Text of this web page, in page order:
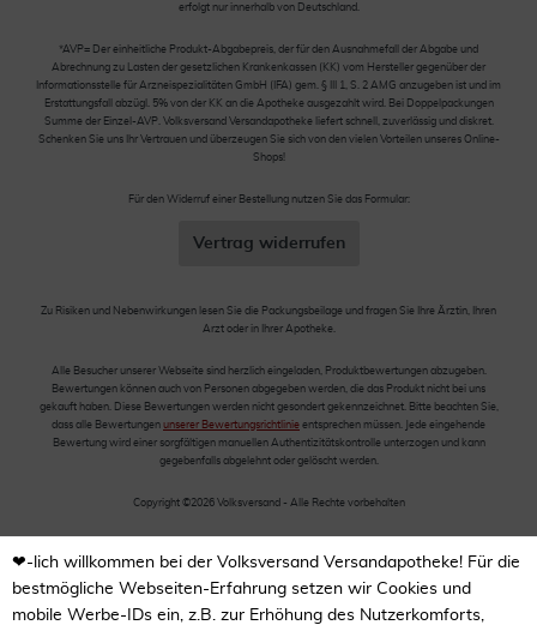
erfolgt nur innerhalb von Deutschland.
*AVP= Der einheitliche Produkt-Abgabepreis, der für den Ausnahmefall der Abgabe und
Abrechnung zu Lasten der gesetzlichen Krankenkassen (KK) vom Hersteller gegenüber der
Informationsstelle für Arzneispezialitäten GmbH (IFA) gem. § III 1, S. 2 AMG anzugeben ist und im
Erstattungsfall abzügl. 5% von der KK an die Apotheke ausgezahlt wird. Bei Doppelpackungen
Summe der Einzel-AVP. Volksversand Versandapotheke liefert schnell, zuverlässig und diskret.
Schenken Sie uns Ihr Vertrauen und überzeugen Sie sich von den vielen Vorteilen unseres Online-
Shops!
Für den Widerruf einer Bestellung nutzen Sie das Formular:
Vertrag widerrufen
Zu Risiken und Nebenwirkungen lesen Sie die Packungsbeilage und fragen Sie Ihre Ärztin, Ihren
Arzt oder in Ihrer Apotheke.
Alle Besucher unserer Webseite sind herzlich eingeladen, Produktbewertungen abzugeben.
Bewertungen können auch von Personen abgegeben werden, die das Produkt nicht bei uns
gekauft haben. Diese Bewertungen werden nicht gesondert gekennzeichnet. Bitte beachten Sie,
dass alle Bewertungen unserer Bewertungsrichtlinie entsprechen müssen. Jede eingehende
Bewertung wird einer sorgfältigen manuellen Authentizitätskontrolle unterzogen und kann
gegebenfalls abgelehnt oder gelöscht werden.
Copyright ©2026 Volksversand - Alle Rechte vorbehalten
❤-lich willkommen bei der Volksversand Versandapotheke! Für die
bestmögliche Webseiten-Erfahrung setzen wir Cookies und
mobile Werbe-IDs ein, z.B. zur Erhöhung des Nutzerkomforts,